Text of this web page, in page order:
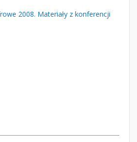
2008. Materiały z konferencji